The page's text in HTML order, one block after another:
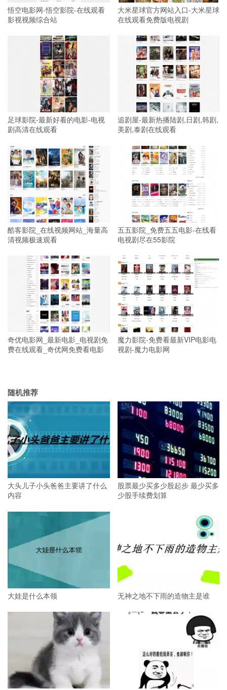
悟空电影网-悟空影院-在线观看
影视视频综合站
大米星球官方网站入口-大米星球
在线观看免费版电视剧
足球影院-最新好看的电影-电视
剧高清在线观看
追剧屋-最新热播陆剧,日剧,韩剧,
美剧,泰剧在线观看
酷客影院_在线视频网站_海量高
清视频极速观看
五五影院_免费五五电影-在线看
电视剧尽在55影院
奇优电影网_最新电影_电视剧免
费在线观看_奇优网免费看电影
魔力影院-免费看最新VIP电影电
视剧-魔力电影网
随机推荐
大头儿子小头爸爸主要讲了什么
内容
股票最少买多少股起步 最少买多
少股手续费划算
大娃是什么本领 无神之地不下雨的造物主是谁